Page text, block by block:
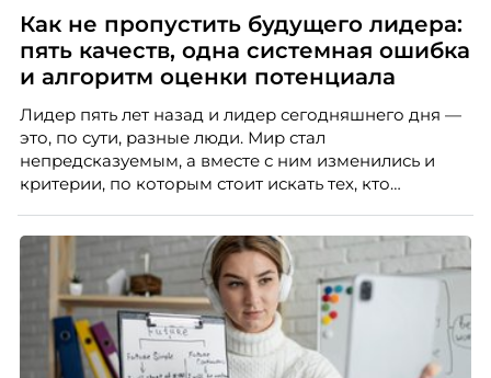
Как не пропустить будущего лидера:
пять качеств, одна системная ошибка
и алгоритм оценки потенциала
Лидер пять лет назад и лидер сегодняшнего дня —
это, по сути, разные люди. Мир стал
непредсказуемым, а вместе с ним изменились и
критерии, по которым стоит искать тех, кто
«свадебного генерала», почему стандартные
системы оценки часто упускают самых талантливых
людей и как выявить лидерский потенциал ещё до
того, как он проявится в цифрах KPI, рассказывает
Тимур Соколов, ключевой эксперт по
стратегическому развитию и формированию